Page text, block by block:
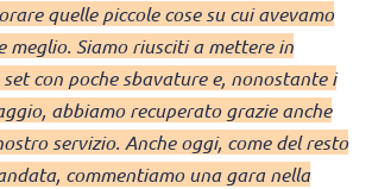
quelle piccole cose su cui avevamo
meglio. Siamo riusciti a mettere in
con poche sbavature e, nonostante i
abbiamo recuperato grazie anche
servizio. Anche oggi, come del resto
commentiamo una gara nella